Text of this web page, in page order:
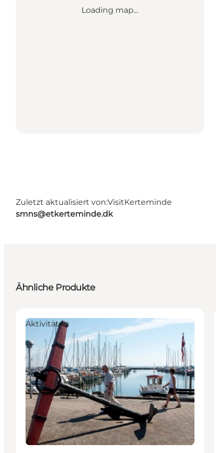
Loading map...
Zuletzt aktualisiert von:VisitKerteminde
smns@etkerteminde.dk
Ähnliche Produkte
Aktivitäten